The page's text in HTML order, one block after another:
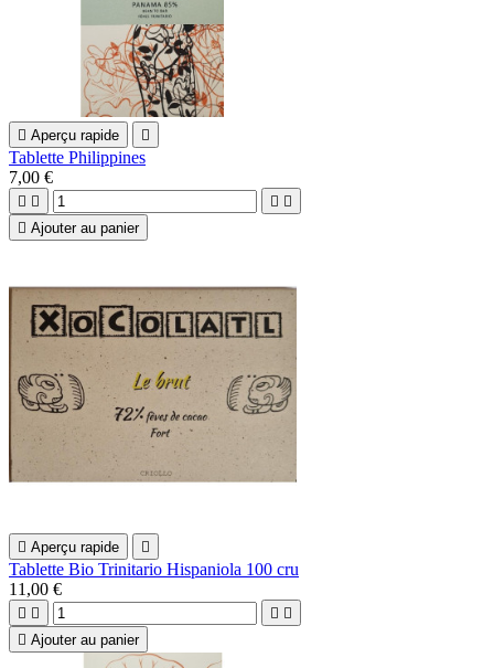
 Aperçu rapide 
Tablette Philippines
7,00 €
   
 Ajouter au panier
 Aperçu rapide 
Tablette Bio Trinitario Hispaniola 100 cru
11,00 €
   
 Ajouter au panier